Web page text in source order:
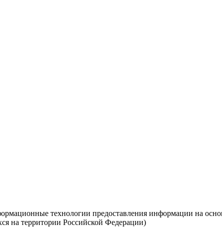
технологии предоставления информации на
на территории Российской Федерации)